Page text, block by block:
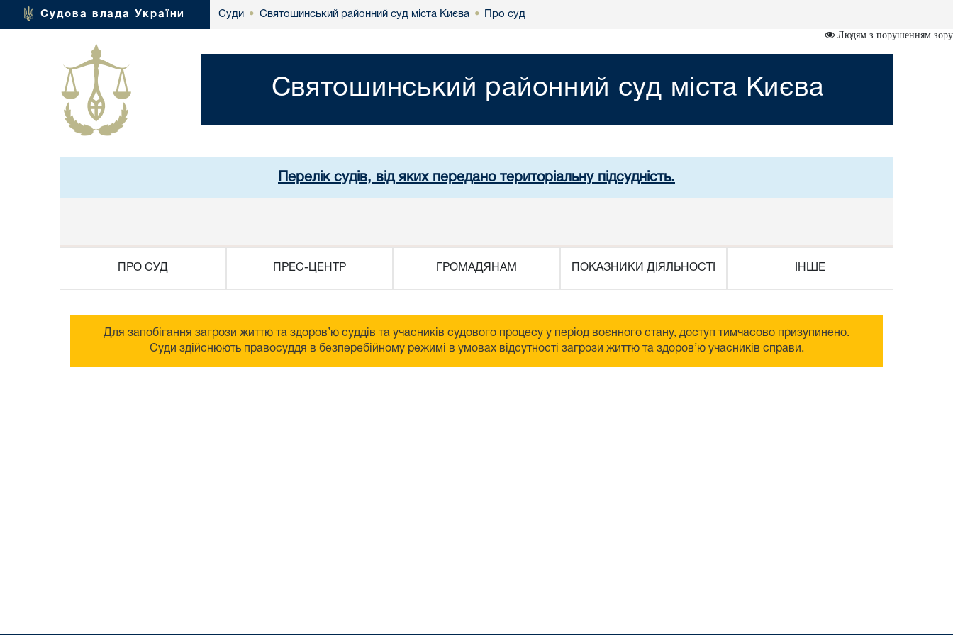
Судова влада України Суди • Святошинський районний суд міста Києва • Про суд
Людям з порушенням зору
Святошинський районний суд міста Києва
Перелік судів, від яких передано територіальну підсудність.
ПРО СУД ПРЕС-ЦЕНТР ГРОМАДЯНАМ ПОКАЗНИКИ ДІЯЛЬНОСТІ ІНШЕ
Для запобігання загрози життю та здоров’ю суддів та учасників судового процесу у період воєнного стану, доступ тимчасово призупинено.
Суди здійснюють правосуддя в безперебійному режимі в умовах відсутності загрози життю та здоров’ю учасників справи.